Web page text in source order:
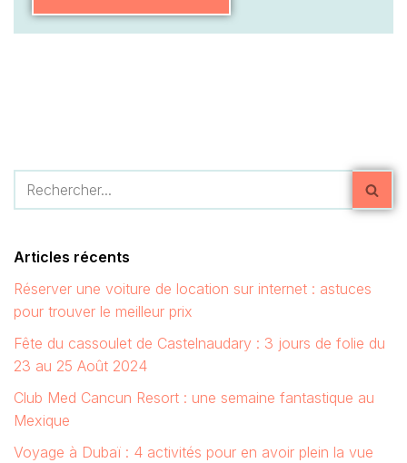
Articles récents
Réserver une voiture de location sur internet : astuces
pour trouver le meilleur prix
Fête du cassoulet de Castelnaudary : 3 jours de folie du
23 au 25 Août 2024
Club Med Cancun Resort : une semaine fantastique au
Mexique
Voyage à Dubaï : 4 activités pour en avoir plein la vue